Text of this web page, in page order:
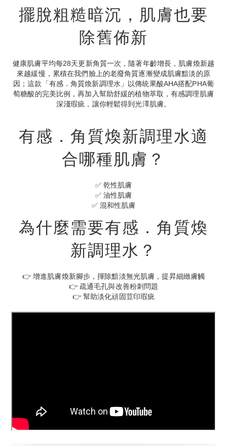
擺脫粗糙暗沉，肌膚也要
除舊佈新
健康肌膚平均每28天更新角質一次，隨著年齡增長，肌膚煥新越
來越緩慢，累積在我們臉上的老廢角質逐漸變成肌膚黯淡的原
因；這款「有感．角質煥新調理水」以傳統果酸AHA搭配PHA葡
萄糖酸的完美比例，再加入幫助舒緩的植物萃取，有感調理肌膚
深淺瑕疵，讓你輕鬆得到光澤肌膚。
有感．角質煥新調理水適
合哪種肌膚？
✅ 乾性肌膚
✅ 油性肌膚
✅ 混和性肌膚
為什麼需要有感．角質煥
新調理水？
👉 增進肌膚煥新腳步，揮除黯淡無光肌膚，提昇細緻膚觸
👉 疏通毛孔與改善粉刺問題
👉 幫助淡化頑固荳印瑕疵